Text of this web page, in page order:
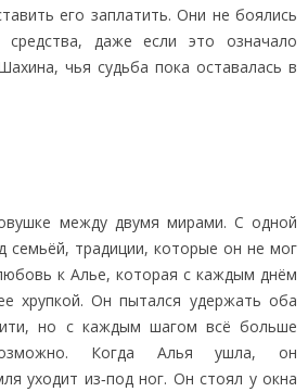
его заплатить. Они не боялись
средства, даже если это означало
чья судьба пока оставалась в
между двумя мирами. С одной
семьёй, традиции, которые он не мог
к Алье, которая с каждым днём
хрупкой. Он пытался удержать оба
но с каждым шагом всё больше
Когда Алья ушла, он
уходит из‑под ног. Он стоял у окна